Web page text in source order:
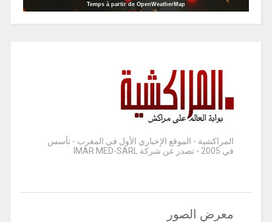
Temps à partir de OpenWeatherMap
المراكشية - الموقع الإخباري الأول في المغرب - تأسس
في 2005 - تصدر عن شركة IMAR MED-SARL
معرض الصور